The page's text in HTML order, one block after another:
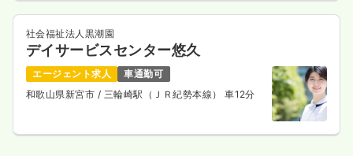
社会福祉法人黒潮園
デイサービスセンター悠久
エージェント求人
車通勤可
和歌山県新宮市 / 三輪崎駅（ＪＲ紀勢本線） 車12分